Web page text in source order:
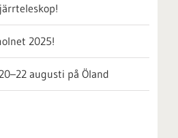
2025!
augusti på Öland